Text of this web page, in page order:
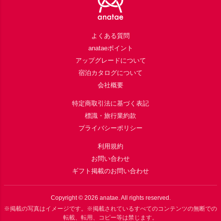
よくある質問
anataeポイント
アップグレードについて
宿泊カタログについて
会社概要
特定商取引法に基づく表記
標識・旅行業約款
プライバシーポリシー
利用規約
お問い合わせ
ギフト掲載のお問い合わせ
Copyright © 2026 anatae. All rights reserved.
※掲載の写真はイメージです。※掲載されているすべてのコンテンツの無断での
転載、転用、コピー等は禁じます。